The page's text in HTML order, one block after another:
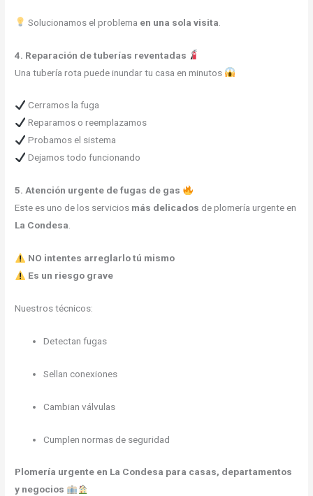
Solucionamos el problema en una sola visita
4. Reparación de tuberías reventadas
Una tubería rota puede inundar tu casa en minutos
Cerramos la fuga
Reparamos o reemplazamos
Probamos el sistema
Dejamos todo funcionando
5. Atención urgente de fugas de gas
Este es uno de los servicios más delicados de plomería urgente en
La Condesa.
NO intentes arreglarlo tú mismo
Es un riesgo grave
Nuestros técnicos:
Detectan fugas
Sellan conexiones
Cambian válvulas
Cumplen normas de seguridad
Plomería urgente en La Condesa para casas, departamentos
y negocios